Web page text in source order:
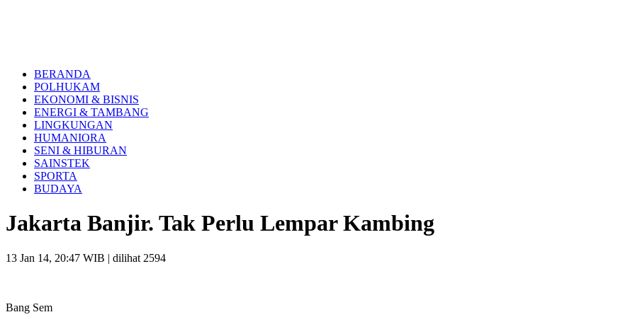
BERANDA
POLHUKAM
EKONOMI & BISNIS
ENERGI & TAMBANG
LINGKUNGAN
HUMANIORA
SENI & HIBURAN
SAINSTEK
SPORTA
BUDAYA
Jakarta Banjir. Tak Perlu Lempar Kambing
13 Jan 14, 20:47 WIB | dilihat 2594
Bang Sem